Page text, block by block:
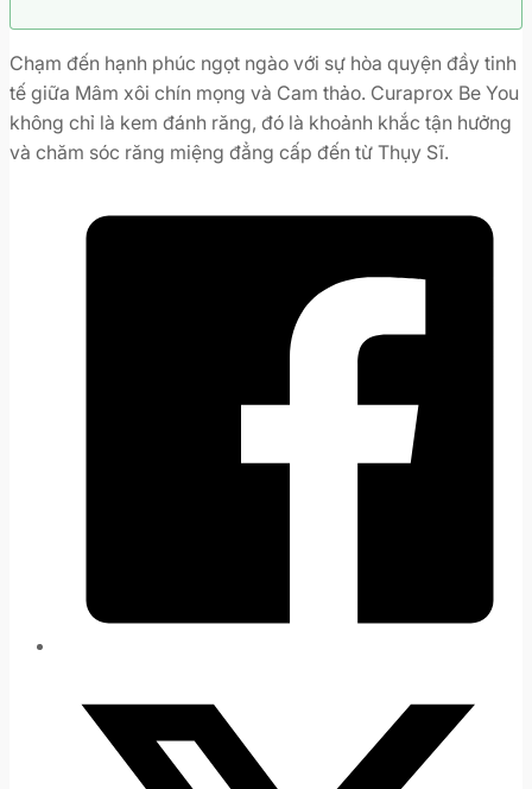
Xôi
+
Cam
thảo
số
Chạm đến hạnh phúc ngọt ngào với sự hòa quyện đầy tinh
tế giữa Mâm xôi chín mọng và Cam thảo. Curaprox Be You
không chỉ là kem đánh răng, đó là khoảnh khắc tận hưởng
và chăm sóc răng miệng đẳng cấp đến từ Thụy Sĩ.